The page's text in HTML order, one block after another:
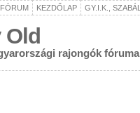
FÓRUM KEZDŐLAP GY.I.K.,
rajongók fóruma